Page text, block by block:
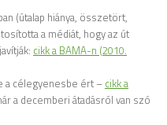
(útalap hiánya, összetört,
a médiát, hogy az út
cikk a BAMA-n (2010.
a célegyenesbe ért – cikk a
a decemberi átadásról van szó